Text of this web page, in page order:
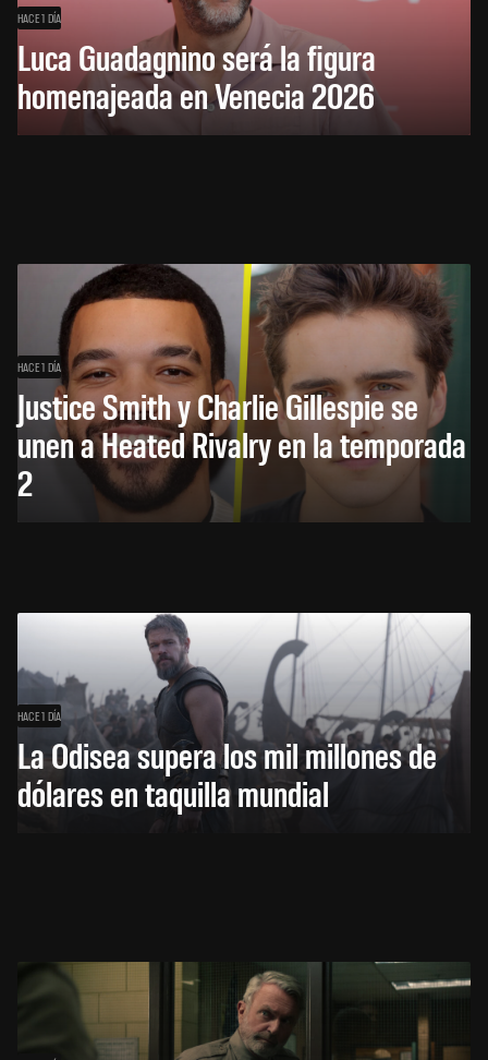
HACE 1 DÍA
Luca Guadagnino será la figura
homenajeada en Venecia 2026
HACE 1 DÍA
Justice Smith y Charlie Gillespie se
unen a Heated Rivalry en la temporada
2
HACE 1 DÍA
La Odisea supera los mil millones de
dólares en taquilla mundial